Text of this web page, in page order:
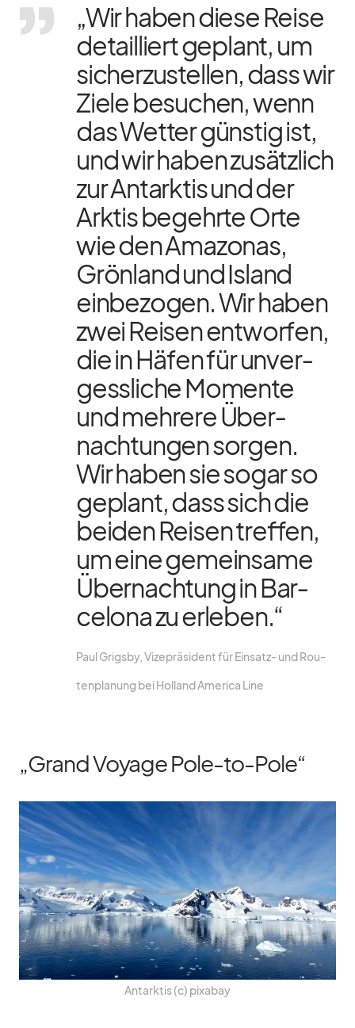
„Wir ha­ben diese Reise
de­tail­liert ge­plant, um
si­cher­zu­stel­len, dass wir
Ziele be­su­chen, wenn
das Wet­ter güns­tig ist,
und wir ha­ben zu­sätz­lich
zur Ant­ark­tis und der
Ark­tis be­gehrte Orte
wie den Ama­zo­nas,
Grön­land und Is­land
ein­be­zo­gen. Wir ha­ben
zwei Rei­sen ent­wor­fen,
die in Hä­fen für un­ver­
gess­li­che Mo­mente
und meh­rere Über­
nach­tun­gen sor­gen.
Wir ha­ben sie so­gar so
ge­plant, dass sich die
bei­den Rei­sen tref­fen,
um eine ge­mein­same
Über­nach­tung in Bar­
ce­lona zu er­le­ben.“
Paul Grigsby, Vi­ze­prä­si­dent für Ein­satz- und Rou­
ten­pla­nung bei Hol­land Ame­rica Line
„Grand Voyage Pole-to-Pole“
Ant­ark­tis (c) pix­a­bay